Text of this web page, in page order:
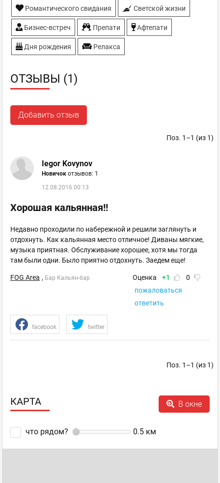
Романтического свидания Светской жизни
Бизнес-встреч Препати Афтепати
Дня рождения Релакса
ОТЗЫВЫ (1)
Добавить отзыв
Поз. 1–1 (из 1)
Iegor Kovynov
Новичок отзывов: 1
12.08.2016 00:13
Хорошая кальянная!!
Недавно проходили по набережной и решили заглянуть и
отдохнуть. Как кальянная место отличное! Диваны мягкие,
музыка приятная. Обслуживание хорошее, хотя мы тогда
там были одни. Было приятно отдохнуть. Заедем еще!
FOG Area , Бар Кальян-бар Оценка +1
0
пожаловаться
ответить
facebook twitter
Поз. 1–1 (из 1)
КАРТА В окне
что рядом? 0.5 км